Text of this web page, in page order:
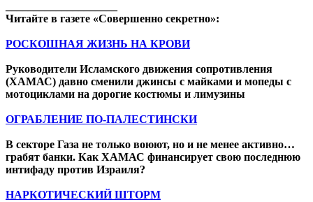
Читайте в газете «Совершенно секретно»:
РОСКОШНАЯ ЖИЗНЬ НА КРОВИ
Руководители Исламского движения сопротивления
(ХАМАС) давно сменили джинсы с майками и мопеды с
мотоциклами на дорогие костюмы и лимузины
ОГРАБЛЕНИЕ ПО-ПАЛЕСТИНСКИ
В секторе Газа не только воюют, но и не менее активно…
грабят банки. Как ХАМАС финансирует свою последнюю
интифаду против Израиля?
НАРКОТИЧЕСКИЙ ШТОРМ